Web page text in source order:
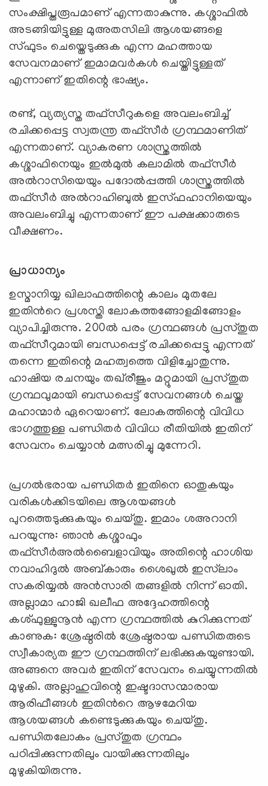
സംക്ഷിപ്തരൂപമാണ് എന്നതാകുന്നു. കശ്ശാഫിൽ
അടങ്ങിയിട്ടുള്ള മുഅതസിലി ആശയങ്ങളെ
സ്ഫുടം ചെയ്തെടുക്കുക എന്ന മഹത്തായ
സേവനമാണ് ഇമാമവർകൾ ചെയ്തിട്ടുള്ളത്
എന്നാണ് ഇതിന്റെ ഭാഷ്യം.
രണ്ട്, വ്യത്യസ്ത തഫ്സീറുകളെ അവലംബിച്ച്
രചിക്കപ്പെട്ട സ്വതന്ത്ര തഫ്സീർ ഗ്രന്ഥമാണിത്
എന്നതാണ്. വ്യാകരണ ശാസ്ത്രത്തിൽ
കശ്ശാഫിനെയും ഇൽമുൽ കലാമിൽ തഫ്സീർ
അൽറാസിയെയും പദോൽപ്പത്തി ശാസ്ത്രത്തിൽ
തഫ്സീർ അൽറാഹിബുൽ ഇസ്ഫഹാനിയെയും
അവലംബിച്ചു എന്നതാണ് ഈ പക്ഷക്കാരുടെ
വീക്ഷണം.
പ്രാധാന്യം
ഉസ്മാനിയ്യ ഖിലാഫത്തിന്റെ കാലം മുതലേ
ഇതിൻറെ പ്രശസ്തി ലോകത്തങ്ങോളമിങ്ങോളം
വ്യാപിച്ചിരുന്നു. 200ൽ പരം ഗ്രന്ഥങ്ങൾ പ്രസ്തുത
തഫ്സീറുമായി ബന്ധപ്പെട്ട് രചിക്കപ്പെട്ടു എന്നത്
തന്നെ ഇതിന്റെ മഹത്വത്തെ വിളിച്ചോതുന്നു.
ഹാഷിയ രചനയും തഖ്‍രീജും മറ്റുമായി പ്രസ്തുത
ഗ്രന്ഥവുമായി ബന്ധപ്പെട്ട് സേവനങ്ങള്‍ ചെയ്ത
മഹാന്മാർ ഏറെയാണ്. ലോകത്തിന്റെ വിവിധ
ഭാഗത്തുള്ള പണ്ഡിതർ വിവിധ രീതിയിൽ ഇതിന്
സേവനം ചെയ്യാൻ മത്സരിച്ചു മുന്നേറി.
പ്രഗൽഭരായ പണ്ഡിതർ ഇതിനെ ഓതുകയും
വരികൾക്കിടയിലെ ആശയങ്ങൾ
പുറത്തെടുക്കുകയും ചെയ്തു. ഇമാം ശഅറാനി
പറയുന്നു: ഞാൻ കശ്ശാഫും
തഫ്സീർഅൽബൈളാവിയും അതിന്റെ ഹാശിയ
നവാഹിദുൽ അബ്കാരും ശൈഖുൽ ഇസ്‍ലാം
സകരിയ്യൽ അൻസാരി തങ്ങളിൽ നിന്ന് ഓതി.
അല്ലാമാ ഹാജി ഖലീഫ അദ്ദേഹത്തിന്റെ
കശ്ഫുള്ളുനൂൻ എന്ന ഗ്രന്ഥത്തിൽ കുറിക്കുന്നത്
കാണുക: ശ്രേഷ്ഠരിൽ ശ്രേഷ്ഠരായ പണ്ഡിതരുടെ
സ്വീകാര്യത ഈ ഗ്രന്ഥത്തിന് ലഭിക്കുകയുണ്ടായി.
അങ്ങനെ അവർ ഇതിന് സേവനം ചെയ്യുന്നതിൽ
മുഴുകി. അല്ലാഹുവിന്റെ ഇഷ്ടദാസന്മാരായ
ആരിഫീങ്ങൾ ഇതിൻറെ ആഴമേറിയ
ആശയങ്ങൾ കണ്ടെടുക്കുകയും ചെയ്തു.
പണ്ഡിതലോകം പ്രസ്തുത ഗ്രന്ഥം
പഠിപ്പിക്കുന്നതിലും വായിക്കുന്നതിലും
മുഴുകിയിരുന്നു.